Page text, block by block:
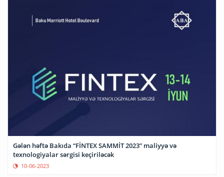
Gələn həftə Bakıda “FİNTEX SAMMİT 2023” maliyyə və
texnologiyalar sərgisi keçiriləcək
10-06-2023